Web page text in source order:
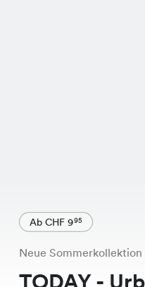
Ab CHF 995
Neue Sommerkollektion
TODAY -